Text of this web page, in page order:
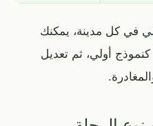
في كل مدينة، يمكنك
كنموذج أولي، ثم تعديل